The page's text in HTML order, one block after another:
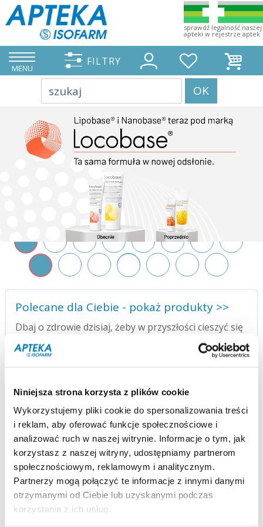
Niniejsza strona korzysta z plików cookie
Wykorzystujemy pliki cookie do spersonalizowania treści
i reklam, aby oferować funkcje społecznościowe i
analizować ruch w naszej witrynie. Informacje o tym, jak
korzystasz z naszej witryny, udostępniamy partnerom
społecznościowym, reklamowym i analitycznym.
Partnerzy mogą połączyć te informacje z innymi danymi
otrzymanymi od Ciebie lub uzyskanymi podczas
korzystania z ich usług.
sprawdź legalność naszej
apteki w rejestrze aptek
MENU
FILTRY
szukaj OK
Polecane dla Ciebie - pokaż produkty >>
Dbaj o zdrowie dzisiaj, żeby w przyszłości cieszyć się
od 9 zł WYSYŁKA
7 FORM
PŁATNOŚCI
4.000